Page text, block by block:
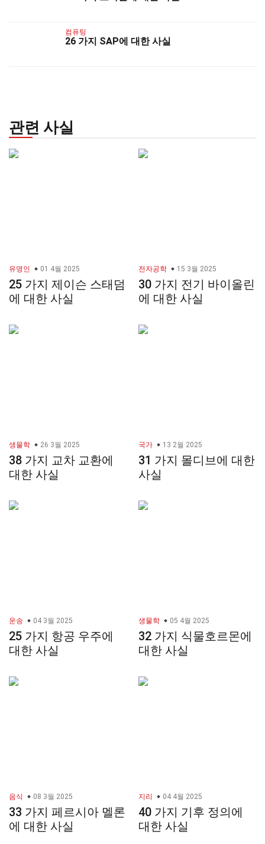
컴퓨팅
26 가지 SAP에 대한 사실
관련 사실
유명인 01 4월 2025
25 가지 제이슨 스태덤
에 대한 사실
전자공학 15 3월 2025
30 가지 전기 바이올린
에 대한 사실
생물학 26 3월 2025
38 가지 교차 교환에
대한 사실
국가 13 2월 2025
31 가지 몰디브에 대한
사실
운송 04 3월 2025
25 가지 항공 우주에
대한 사실
생물학 05 4월 2025
32 가지 식물호르몬에
대한 사실
음식 08 3월 2025
33 가지 페르시아 멜론
에 대한 사실
지리 04 4월 2025
40 가지 기후 정의에
대한 사실